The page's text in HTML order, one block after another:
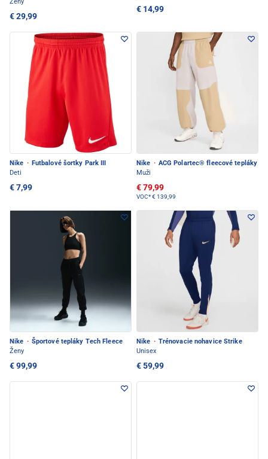
€ 29,99
€ 14,99
Nike · Futbalové šortky Park III
Deti
€ 7,99
Nike · ACG Polartec® fleecové tepláky
Muži
€ 79,99
VOC*€ 139,99
Nike · Športové tepláky Tech Fleece
Ženy
€ 99,99
Nike · Trénovacie nohavice Strike
Unisex
€ 59,99